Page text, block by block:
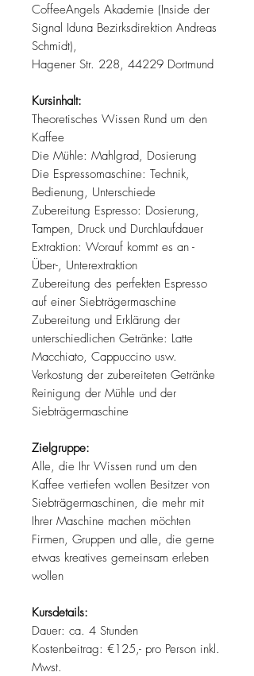
CoffeeAngels Akademie (Inside der
Signal Iduna Bezirksdirektion Andreas
Schmidt),
Hagener Str. 228, 44229 Dortmund
Kursinhalt:
Theoretisches Wissen Rund um den
Kaffee
Die Mühle: Mahlgrad, Dosierung
Die Espressomaschine: Technik,
Bedienung, Unterschiede
Zubereitung Espresso: Dosierung,
Tampen, Druck und Durchlaufdauer
Extraktion: Worauf kommt es an -
Über-, Unterextraktion
Zubereitung des perfekten Espresso
auf einer Siebträgermaschine
Zubereitung und Erklärung der
unterschiedlichen Getränke: Latte
Macchiato, Cappuccino usw.
Verkostung der zubereiteten Getränke
Reinigung der Mühle und der
Siebträgermaschine
Zielgruppe:
Alle, die Ihr Wissen rund um den
Kaffee vertiefen wollen Besitzer von
Siebträgermaschinen, die mehr mit
Ihrer Maschine machen möchten
Firmen, Gruppen und alle, die gerne
etwas kreatives gemeinsam erleben
wollen
Kursdetails:
Dauer: ca. 4 Stunden
Kostenbeitrag: €125,- pro Person inkl.
Mwst.